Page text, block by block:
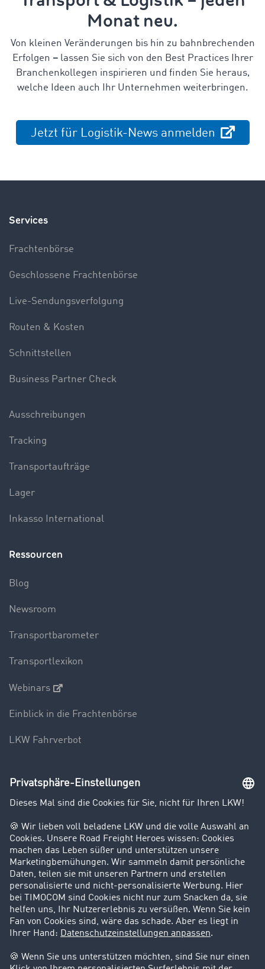
Monat neu.
Von kleinen Veränderungen bis hin zu bahnbrechenden
Erfolgen –lassen Sie sich von den Best Practices Ihrer
Branchenkollegen inspirieren und finden Sie heraus,
welche Ideen auch Ihr Unternehmen weiterbringen.
Jetzt für Logistik-News anmelden
Services
Frachtenbörse
Geschlossene Frachtenbörse
Live-Sendungsverfolgung
Routen & Kosten
Schnittstellen
Business Partner Check
Ausschreibungen
Tracking
Transportaufträge
Lager
Inkasso International
Ressourcen
Blog
Newsroom
Transportbarometer
Transportlexikon
Webinars
Einblick in die Frachtenbörse
LKW Fahrverbot
Unternehmen
Kunden werben Kunden
Success Stories
Karriere
Support
Kontakt
Rechtliches